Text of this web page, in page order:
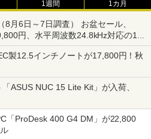
1週間 1カ月
月6日～7日調査） お盆セール、
円、水平周波数24.8kHz対応の17
指数連動セール ほか
製12.5インチノートが17,800円！秋
ASUS NUC 15 Lite Kit」が入荷、
「ProDesk 400 G4 DM」が22,800